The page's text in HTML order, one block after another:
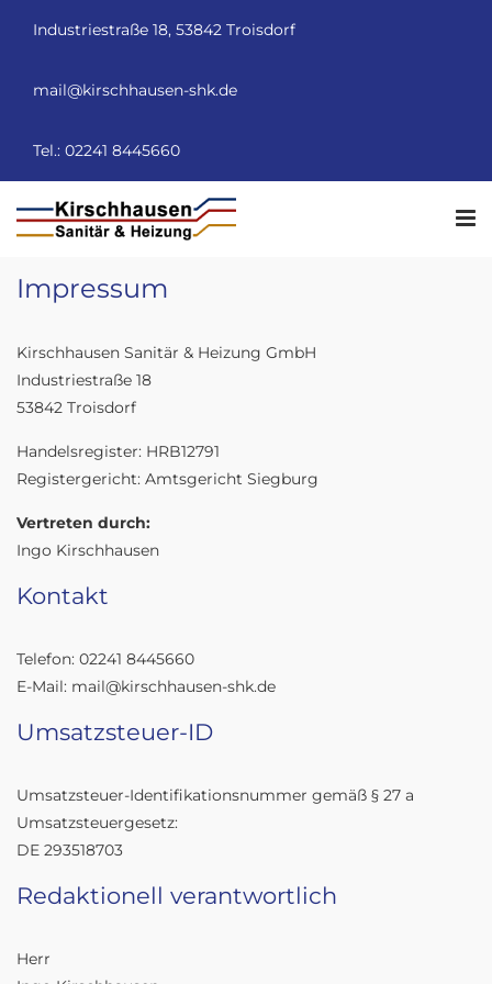
Industriestraße 18, 53842 Troisdorf
mail@kirschhausen-shk.de
Tel.: 02241 8445660
Impressum
Kirschhausen Sanitär & Heizung GmbH
Industriestraße 18
53842 Troisdorf
Handelsregister: HRB12791
Registergericht: Amtsgericht Siegburg
Vertreten durch:
Ingo Kirschhausen
Kontakt
Telefon: 02241 8445660
E-Mail: mail@kirschhausen-shk.de
Umsatzsteuer-ID
Umsatzsteuer-Identifikationsnummer gemäß § 27 a
Umsatzsteuergesetz:
DE 293518703
Redaktionell verantwortlich
Herr